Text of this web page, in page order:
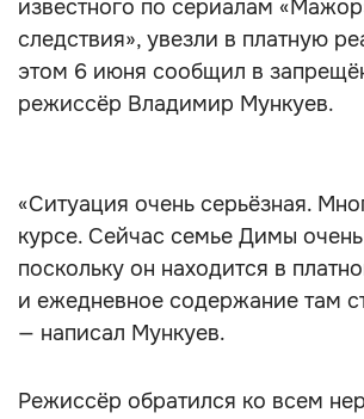
известного по сериалам
следствия», увезли в платную
этом 6 июня сообщил в
режиссёр Владимир Мункуев.
«Ситуация очень серьёзная.
курсе. Сейчас семье Димы
поскольку он находится в
и ежедневное содержание там
— написал Мункуев.
Режиссёр обратился ко всем